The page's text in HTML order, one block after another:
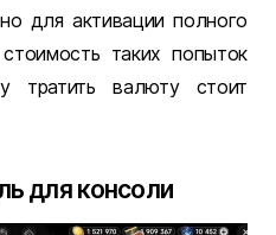
для активации полного
таких попыток
тратить валюту стоит
для консоли